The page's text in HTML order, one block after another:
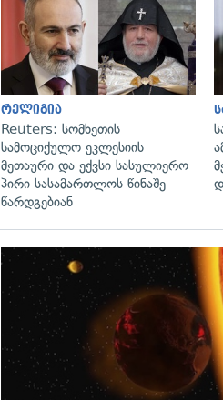
რელიგია
Reuters: სომხეთის
სამოციქულო ეკლესიის
მეთაური და ექვსი სასულიერო
პირი სასამართლოს წინაშე
წარდგებიან